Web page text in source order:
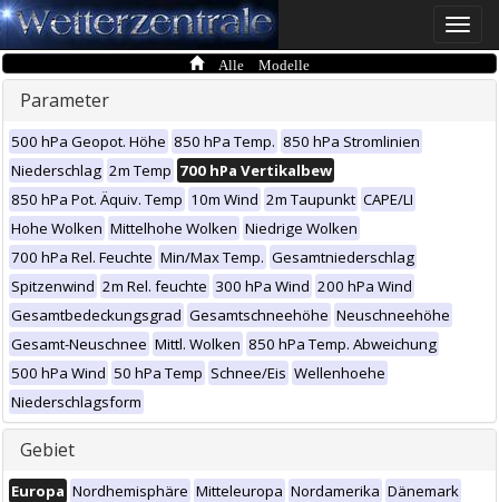
Toggle
Alle Modelle
Parameter
500 hPa Geopot. Höhe 850 hPa Temp. 850 hPa Stromlinien
Niederschlag 2m Temp 700 hPa Vertikalbew
850 hPa Pot. Äquiv. Temp 10m Wind 2m Taupunkt CAPE/LI
Hohe Wolken Mittelhohe Wolken Niedrige Wolken
700 hPa Rel. Feuchte Min/Max Temp. Gesamtniederschlag
Spitzenwind 2m Rel. feuchte 300 hPa Wind 200 hPa Wind
Gesamtbedeckungsgrad Gesamtschneehöhe Neuschneehöhe
Gesamt-Neuschnee Mittl. Wolken 850 hPa Temp. Abweichung
500 hPa Wind 50 hPa Temp Schnee/Eis Wellenhoehe
Niederschlagsform
Gebiet
Europa Nordhemisphäre Mitteleuropa Nordamerika Dänemark